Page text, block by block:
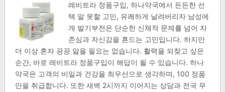
레비트라 정품구입, 하나약국에서 든든한 선
택 말 못할 고민, 유쾌하게 날려버리자 남성에
게 발기부전은 단순한 신체적 문제를 넘어 자
존심과 자신감을 흔드는 고민입니다. 하지만
더 이상 혼자 끙끙 앓을 필요는 없습니다. 활력을 되찾고 싶은
순간, 바로 레비트라 정품구입이 해답이 될 수 있습니다. 하나
약국은 고객의 비밀과 건강을 최우선으로 생각하며, 100 정품
만을 취급합니다. 또한 새벽 2시까지 이어지는 상담과 전국 무